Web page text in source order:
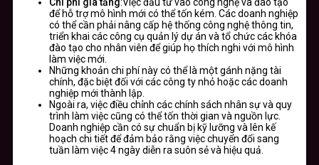
để hỗ trợ mô hình mới có thể tốn kém. Các doanh nghiệp
có thể cần phải nâng cấp hệ thống công nghệ thông tin,
triển khai các công cụ quản lý dự án và tổ chức các khóa
đào tạo cho nhân viên để giúp họ thích nghi với mô hình
làm việc mới.
Những khoản chi phí này có thể là một gánh nặng tài
chính, đặc biệt đối với các công ty nhỏ hoặc các doanh
nghiệp mới thành lập.
Ngoài ra, việc điều chỉnh các chính sách nhân sự và quy
trình làm việc cũng có thể tốn thời gian và nguồn lực.
Doanh nghiệp cần có sự chuẩn bị kỹ lưỡng và lên kế
hoạch chi tiết để đảm bảo rằng việc chuyển đổi sang
tuần làm việc 4 ngày diễn ra suôn sẻ và hiệu quả.